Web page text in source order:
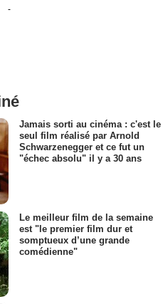
-
Jamais sorti au cinéma : c'est le
seul film réalisé par Arnold
Schwarzenegger et ce fut un
"échec absolu" il y a 30 ans
Le meilleur film de la semaine
est "le premier film dur et
somptueux d’une grande
comédienne"